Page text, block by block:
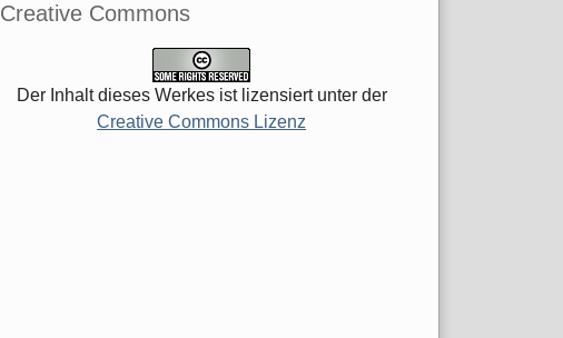
Creative Commons
Der Inhalt dieses Werkes ist lizensiert unter der
Creative Commons Lizenz